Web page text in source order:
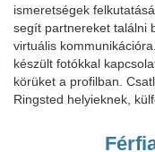
ismeretségek
segít partnereket találni
virtuális
készült fotókkal
körüket a profilban.
Ringsted helyieknek,